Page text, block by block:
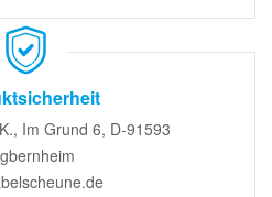
Im Grund 6, D-91593